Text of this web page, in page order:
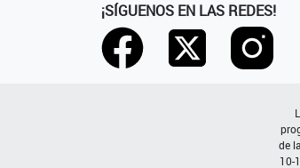
¡SÍGUENOS EN LAS REDES!
de
10-